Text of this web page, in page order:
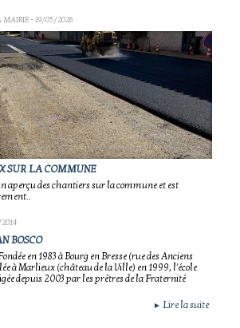
MAIRIE- 19/05/2026
SUR LA COMMUNE
aperçu des chantiers sur la commune et est
BOSCO
en 1983 à Bourg en Bresse (rue des Anciens
à Marlieux (château de la Ville) en 1999, l'école
depuis 2003 par les prêtres de la Fraternité
► Lire la suite